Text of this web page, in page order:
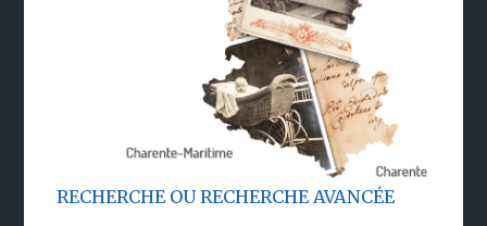
RECHERCHE OU RECHERCHE AVANCÉE